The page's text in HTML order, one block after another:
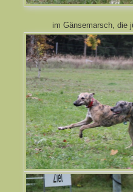
im Gänsemarsch, die